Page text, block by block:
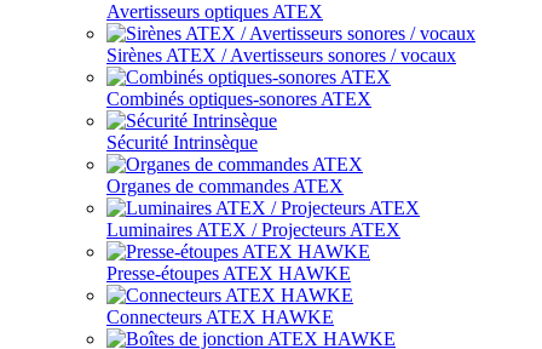
Avertisseurs optiques ATEX
Sirènes ATEX / Avertisseurs sonores / vocaux
Combinés optiques-sonores ATEX
Sécurité Intrinsèque
Organes de commandes ATEX
Luminaires ATEX / Projecteurs ATEX
Presse-étoupes ATEX HAWKE
Connecteurs ATEX HAWKE